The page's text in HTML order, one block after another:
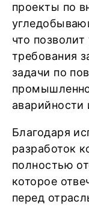
проекты по
что
требования
задачи по
аварийности
Благодаря
разработок
полностью
которое
перед